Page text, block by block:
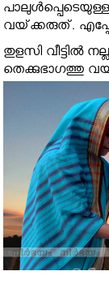
വയ്‌ക്കരുത്‌.
തുളസി വീട്ടില്‍
തെക്കുഭാഗത്തു